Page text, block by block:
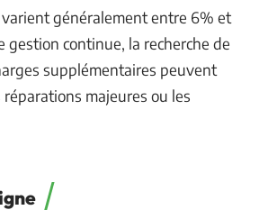
généralement entre 6% et
gestion continue, la recherche de
supplémentaires peuvent
majeures ou les